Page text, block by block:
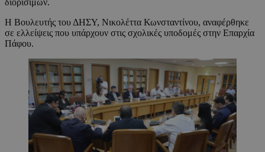
Η Βουλευτής του ΔΗΣΥ, Νικολέττα Κωνσταντίνου, αναφέρθηκε
σε ελλείψεις που υπάρχουν στις σχολικές υποδομές στην Επαρχία
Πάφου.